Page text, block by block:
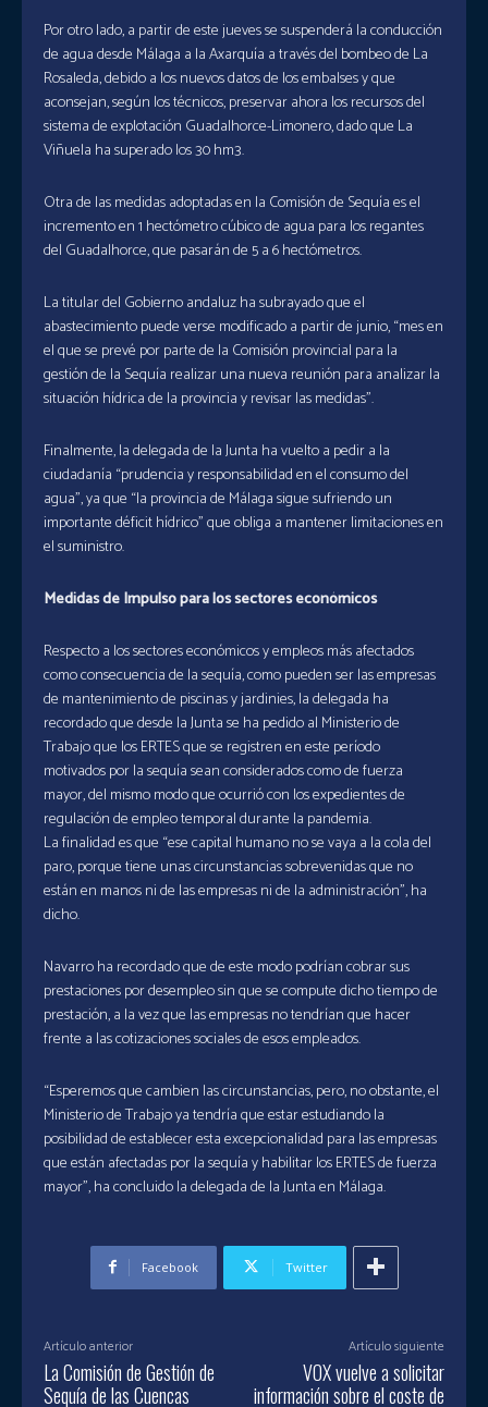
Por otro lado, a partir de este jueves se suspenderá la conducción
de agua desde Málaga a la Axarquía a través del bombeo de La
Rosaleda, debido a los nuevos datos de los embalses y que
aconsejan, según los técnicos, preservar ahora los recursos del
sistema de explotación Guadalhorce-Limonero, dado que La
Viñuela ha superado los 30 hm3.
Otra de las medidas adoptadas en la Comisión de Sequía es el
incremento en 1 hectómetro cúbico de agua para los regantes
del Guadalhorce, que pasarán de 5 a 6 hectómetros.
La titular del Gobierno andaluz ha subrayado que el
abastecimiento puede verse modificado a partir de junio, “mes en
el que se prevé por parte de la Comisión provincial para la
gestión de la Sequía realizar una nueva reunión para analizar la
situación hídrica de la provincia y revisar las medidas”.
Finalmente, la delegada de la Junta ha vuelto a pedir a la
ciudadanía “prudencia y responsabilidad en el consumo del
agua”, ya que “la provincia de Málaga sigue sufriendo un
importante déficit hídrico” que obliga a mantener limitaciones en
el suministro.
Medidas de Impulso para los sectores económicos
Respecto a los sectores económicos y empleos más afectados
como consecuencia de la sequía, como pueden ser las empresas
de mantenimiento de piscinas y jardinies, la delegada ha
recordado que desde la Junta se ha pedido al Ministerio de
Trabajo que los ERTES que se registren en este período
motivados por la sequía sean considerados como de fuerza
mayor, del mismo modo que ocurrió con los expedientes de
regulación de empleo temporal durante la pandemia.
La finalidad es que “ese capital humano no se vaya a la cola del
paro, porque tiene unas circunstancias sobrevenidas que no
están en manos ni de las empresas ni de la administración”, ha
dicho.
Navarro ha recordado que de este modo podrían cobrar sus
prestaciones por desempleo sin que se compute dicho tiempo de
prestación, a la vez que las empresas no tendrían que hacer
frente a las cotizaciones sociales de esos empleados.
“Esperemos que cambien las circunstancias, pero, no obstante, el
Ministerio de Trabajo ya tendría que estar estudiando la
posibilidad de establecer esta excepcionalidad para las empresas
que están afectadas por la sequía y habilitar los ERTES de fuerza
mayor”, ha concluido la delegada de la Junta en Málaga.
Facebook Twitter
Artículo anterior
La Comisión de Gestión de
Sequía de las Cuencas
Artículo siguiente
VOX vuelve a solicitar
información sobre el coste de